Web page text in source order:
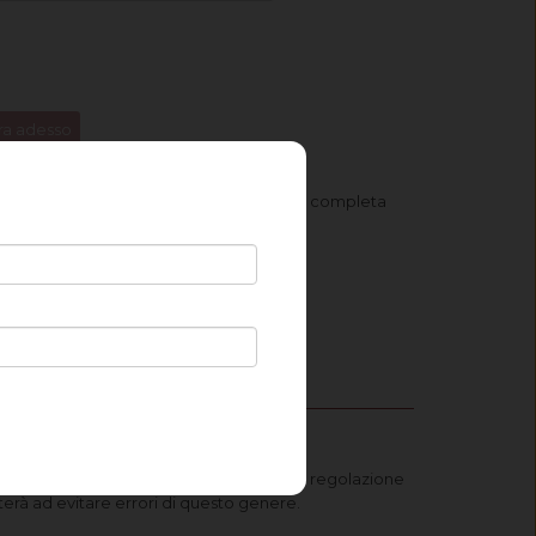
al carrello. Vai infine al carrello e completa
è di € 9,50
delle tonalità necessarie. In base alla regolazione
ad evitare errori di questo genere.